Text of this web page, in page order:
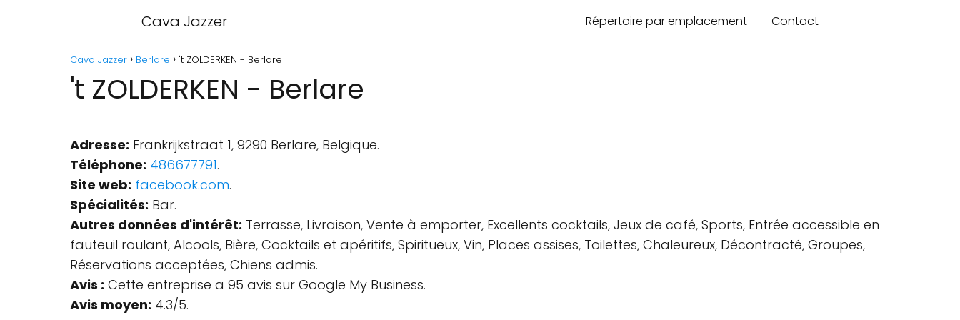
Cava Jazzer Répertoire par emplacement Contact
Cava Jazzer Berlare 't ZOLDERKEN - Berlare
't ZOLDERKEN - Berlare
Adresse: Frankrijkstraat 1, 9290 Berlare, Belgique.
Téléphone: 486677791.
Site web: facebook.com.
Spécialités: Bar.
Autres données d'intérêt: Terrasse, Livraison, Vente à emporter, Excellents cocktails, Jeux de café, Sports, Entrée accessible en
fauteuil roulant, Alcools, Bière, Cocktails et apéritifs, Spiritueux, Vin, Places assises, Toilettes, Chaleureux, Décontracté, Groupes,
Réservations acceptées, Chiens admis.
Avis : Cette entreprise a 95 avis sur Google My Business.
Avis moyen: 4.3/5.